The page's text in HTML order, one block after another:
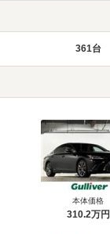
361台
本体価格
310.2万円